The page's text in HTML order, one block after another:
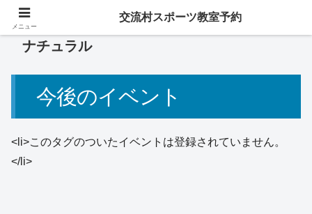
ナチュラル
今後のイベント
<li>このタグのついたイベントは登録されていません。
</li>
メニュー
交流村スポーツ教室予約